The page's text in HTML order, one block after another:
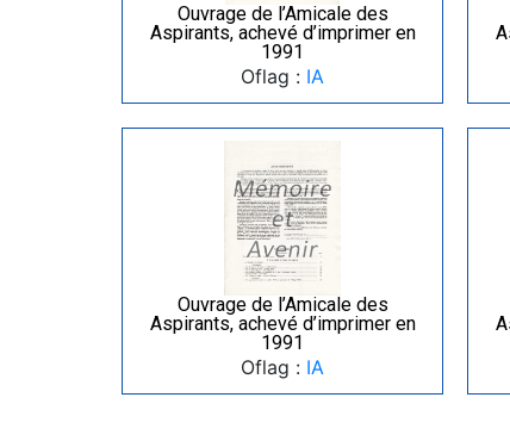
Ouvrage de l’Amicale des
Aspirants, achevé d’imprimer en
1991
Oflag : IA
Ouvrage de l’Amicale des
Aspirants, achevé d’imprimer en
1991
Oflag : IA